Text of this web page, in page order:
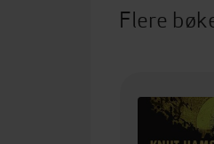
Flere